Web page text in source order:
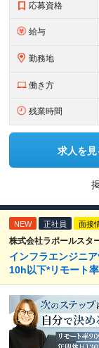
応募資格
給与
勤務地
働き方
残業時間
求人を見
NEW 正社員 面接
株式会社ラポールスタ
インフラエンジニ
10h以下*リモート